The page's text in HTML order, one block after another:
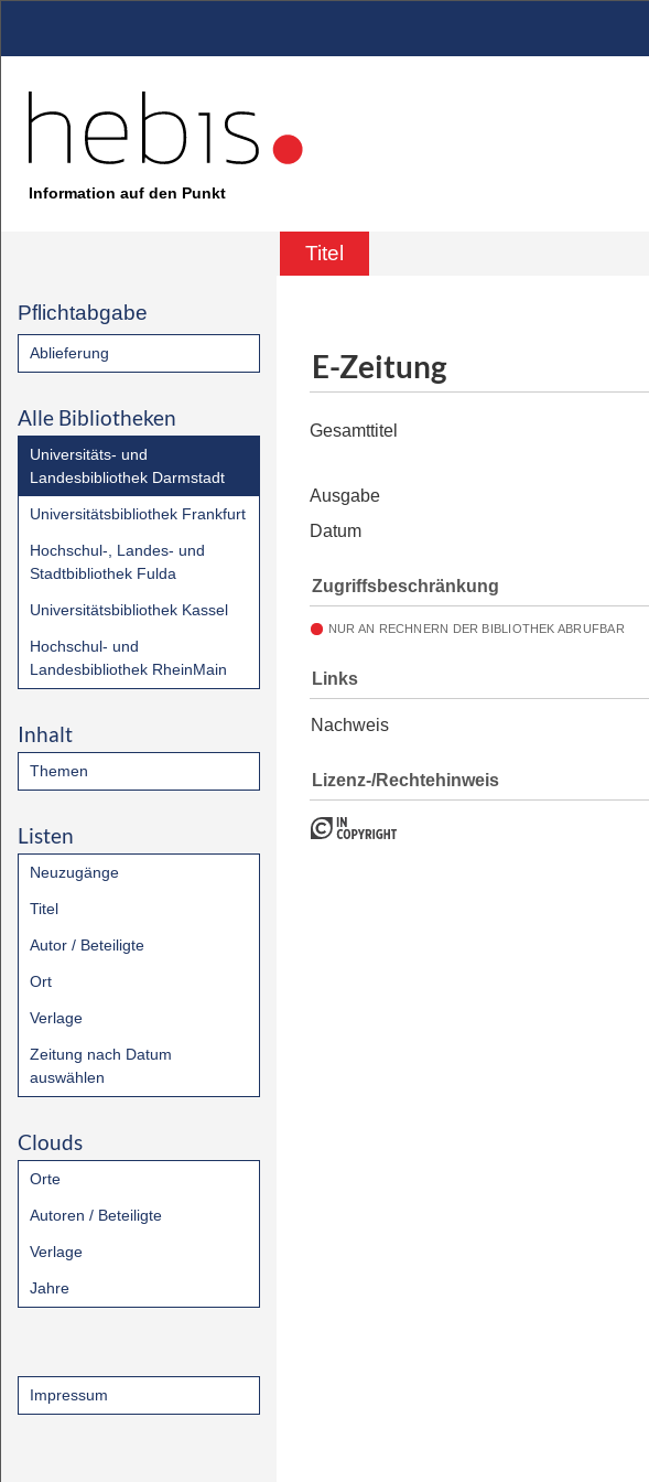
Information auf den Punkt
Titel
Pflichtabgabe
Ablieferung
Alle Bibliotheken
Universitäts- und
Landesbibliothek Darmstadt
Universitätsbibliothek Frankfurt
Hochschul-, Landes- und
Stadtbibliothek Fulda
Universitätsbibliothek Kassel
Hochschul- und
Landesbibliothek RheinMain
Inhalt
Themen
Listen
Neuzugänge
Titel
Autor / Beteiligte
Ort
Verlage
Zeitung nach Datum
auswählen
Clouds
Orte
Autoren / Beteiligte
Verlage
Jahre
Impressum
E-Zeitung
Gesamttitel
Ausgabe
Datum
Zugriffsbeschränkung
NUR AN RECHNERN DER BIBLIOTHEK ABRUFBAR
Links
Nachweis
Lizenz-/Rechtehinweis